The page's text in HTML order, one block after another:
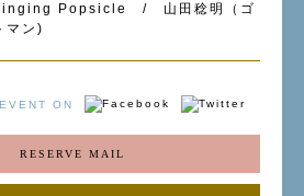
Popsicle / 山田稔明（ゴ
マン)
ON
RESERVE MAIL